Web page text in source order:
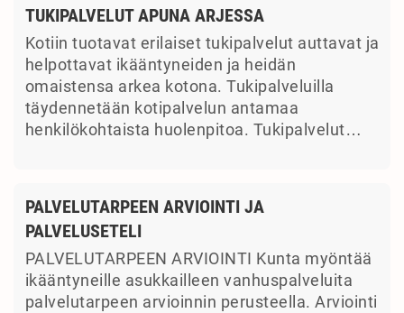
TUKIPALVELUT APUNA ARJESSA
Kotiin tuotavat erilaiset tukipalvelut auttavat ja
helpottavat ikääntyneiden ja heidän
omaistensa arkea kotona. Tukipalveluilla
täydennetään kotipalvelun antamaa
henkilökohtaista huolenpitoa. Tukipalvelut…
PALVELUTARPEEN ARVIOINTI JA
PALVELUSETELI
PALVELUTARPEEN ARVIOINTI Kunta myöntää
ikääntyneille asukkailleen vanhuspalveluita
palvelutarpeen arvioinnin perusteella. Arviointi